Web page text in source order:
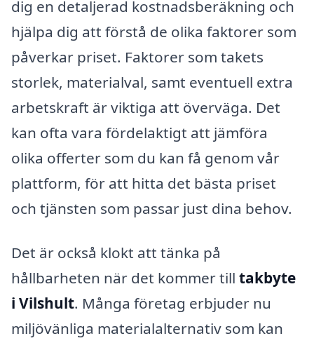
dig en detaljerad kostnadsberäkning och
hjälpa dig att förstå de olika faktorer som
påverkar priset. Faktorer som takets
storlek, materialval, samt eventuell extra
arbetskraft är viktiga att överväga. Det
kan ofta vara fördelaktigt att jämföra
olika offerter som du kan få genom vår
plattform, för att hitta det bästa priset
och tjänsten som passar just dina behov.
Det är också klokt att tänka på
hållbarheten när det kommer till takbyte
i Vilshult. Många företag erbjuder nu
miljövänliga materialalternativ som kan